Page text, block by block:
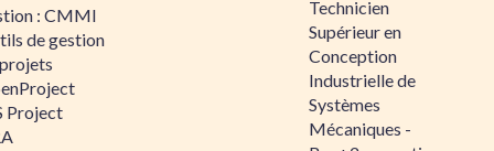
: CMMI
de gestion
Project
Technicien
Supérieur en
Conception
Industrielle de
Systèmes
Mécaniques -